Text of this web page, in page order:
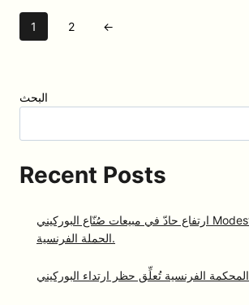
1 2 ←
البحث
Recent Posts
ارتفاع حادّ في مبيعات صُنّاع البوركيني Modestly Active بعد
الحملة الفرنسية.
المحكمة الفرنسية تُعلِّق حظر ارتداء البوركيني